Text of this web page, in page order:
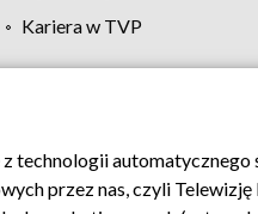
Kariera w TVP
Moje zgody
przez nas, czyli Telewizję